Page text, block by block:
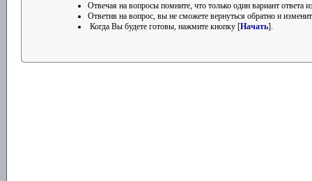
Отвечая на вопросы помните, что только один вариант ответа
Ответив на вопрос, вы не сможете вернуться обратно и
Когда Вы будете готовы, нажмите кнопку [Начать].